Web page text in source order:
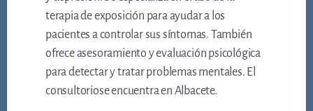
terapia de exposición para ayudar a los
pacientes a controlar sus síntomas. También
ofrece asesoramiento y evaluación psicológica
para detectar y tratar problemas mentales. El
consultoriose encuentra en Albacete.